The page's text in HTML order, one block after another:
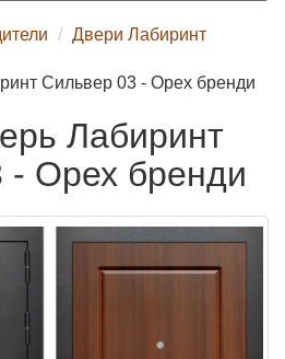
Двери Лабиринт
Сильвер 03 - Орех бренди
Лабиринт
- Орех бренди